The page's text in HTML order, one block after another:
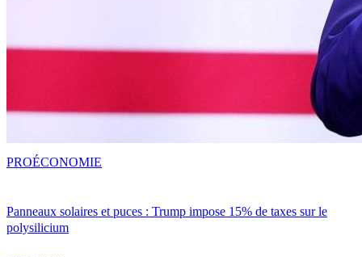
Panneaux solaires et puces : Trump impose 15% de taxes sur le
polysilicium
PROÉCONOMIE